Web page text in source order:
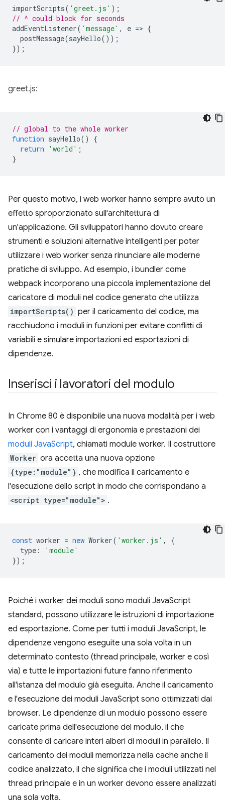
importScripts( 'greet.js' );
// ^ could block for seconds
addEventListener( 'message' , e => {
postMessage(sayHello());
});
greet.js:
// global to the whole worker
function sayHello()
{
return
'world' ;
}
Per questo motivo, i web worker hanno sempre avuto un
effetto sproporzionato sull'architettura di
un'applicazione. Gli sviluppatori hanno dovuto creare
strumenti e soluzioni alternative intelligenti per poter
utilizzare i web worker senza rinunciare alle moderne
pratiche di sviluppo. Ad esempio, i bundler come
webpack incorporano una piccola implementazione del
caricatore di moduli nel codice generato che utilizza
importScripts() per il caricamento del codice, ma
racchiudono i moduli in funzioni per evitare conflitti di
variabili e simulare importazioni ed esportazioni di
dipendenze.
Inserisci i lavoratori del modulo
In Chrome 80 è disponibile una nuova modalità per i web
worker con i vantaggi di ergonomia e prestazioni dei
moduli JavaScript, chiamati module worker. Il costruttore
Worker ora accetta una nuova opzione
{type:"module"} , che modifica il caricamento e
l'esecuzione dello script in modo che corrispondano a
<script type="module"> .
const worker = new Worker( 'worker.js' ,
{
type :
'module'
});
Poiché i worker dei moduli sono moduli JavaScript
standard, possono utilizzare le istruzioni di importazione
ed esportazione. Come per tutti i moduli JavaScript, le
dipendenze vengono eseguite una sola volta in un
determinato contesto (thread principale, worker e così
via) e tutte le importazioni future fanno riferimento
all'istanza del modulo già eseguita. Anche il caricamento
e l'esecuzione dei moduli JavaScript sono ottimizzati dai
browser. Le dipendenze di un modulo possono essere
caricate prima dell'esecuzione del modulo, il che
consente di caricare interi alberi di moduli in parallelo. Il
caricamento dei moduli memorizza nella cache anche il
codice analizzato, il che significa che i moduli utilizzati nel
thread principale e in un worker devono essere analizzati
una sola volta.